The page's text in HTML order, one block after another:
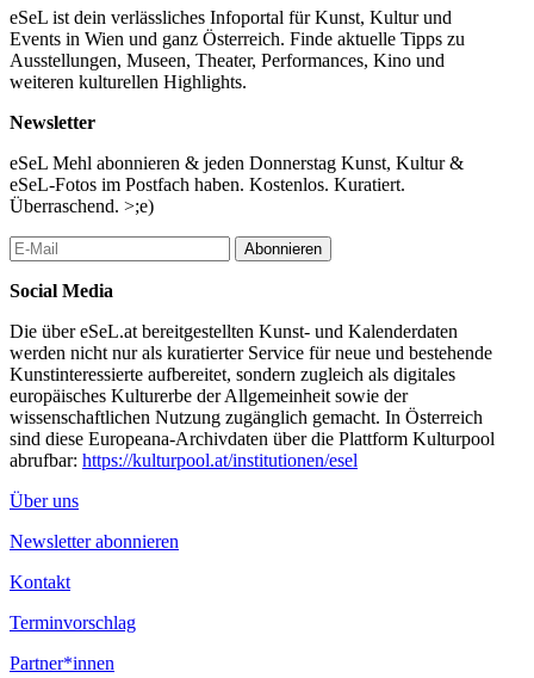
Josef Kern (*1953, in Schiefer/Steiermark, lebt und arbeitet in
Wien und im Weinviertel)
1972–79 Studium an der Akademie der Bildenden Künste in
Wien. In den achtziger Jahren zur Künstlergruppe der „Neuen
Wilden“ gerechnet; nationale und internationale Ausstellungen;
vertreten;
Sabine Groschup und Paul Albert Leitner
TWO SOPHISTICATED AUSTRIAN ARTISTS IN SELF-
PORTRAITS
CURATED BY GEORG WECKWERTH
Œuvre von Sabine Groschup und dem in bald 40 Jahren analoger
Fotografie auf über siebzigtausend Kleinbildnegative
angewachsenen Werk von Paul Albert Leitner, ist auf den ersten
Blick erkennbar. Während Leitner, der klassisch ausgebildete
Fotograf, sein universelles fotografisches Programm von Kunst
und Leben mit formaler Strenge und akribisch-genüsslicher
Detailversessenheit verfolgt, kommt Groschups ruhelose
zum Einsatz; egal ob sie ihren Apparat auf sich selbst oder auf
beiden Tiroler Künstler übrigens. Formale Aspekte und „Schulen“
nicht.
Die Ausstellung wird unterstützt von Bundeskanzleramt, Land
eSeL ist dein verlässliches Infoportal für Kunst, Kultur und
Events in Wien und ganz Österreich. Finde aktuelle Tipps zu
Ausstellungen, Museen, Theater, Performances, Kino und
weiteren kulturellen Highlights.
Newsletter
eSeL Mehl abonnieren & jeden Donnerstag Kunst, Kultur &
eSeL-Fotos im Postfach haben. Kostenlos. Kuratiert.
Überraschend. >;e)
Abonnieren
Social Media
Die über eSeL.at bereitgestellten Kunst- und Kalenderdaten
werden nicht nur als kuratierter Service für neue und bestehende
Kunstinteressierte aufbereitet, sondern zugleich als digitales
europäisches Kulturerbe der Allgemeinheit sowie der
wissenschaftlichen Nutzung zugänglich gemacht. In Österreich
sind diese Europeana-Archivdaten über die Plattform Kulturpool
abrufbar: https://kulturpool.at/institutionen/esel
Über uns
Newsletter abonnieren
Kontakt
Terminvorschlag
Partner*innen